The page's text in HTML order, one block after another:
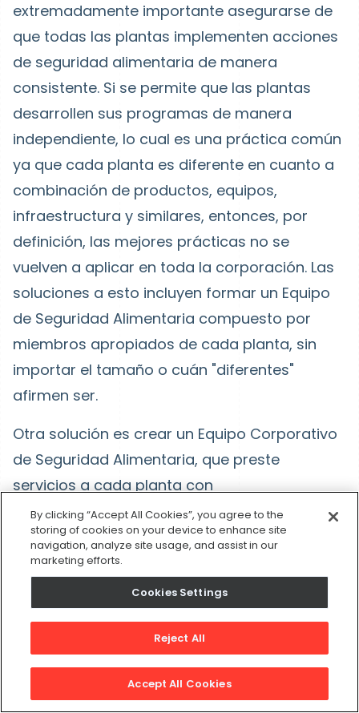
extremadamente importante asegurarse de
que todas las plantas implementen acciones
de seguridad alimentaria de manera
consistente. Si se permite que las plantas
desarrollen sus programas de manera
independiente, lo cual es una práctica común
ya que cada planta es diferente en cuanto a
combinación de productos, equipos,
infraestructura y similares, entonces, por
definición, las mejores prácticas no se
vuelven a aplicar en toda la corporación. Las
soluciones a esto incluyen formar un Equipo
de Seguridad Alimentaria compuesto por
miembros apropiados de cada planta, sin
importar el tamaño o cuán "diferentes"
afirmen ser.
Otra solución es crear un Equipo Corporativo
de Seguridad Alimentaria, que preste
servicios a cada planta con
responsabilidades y procedimientos
operativos estándar comunes. Dicho de otra
manera, si a cada planta se le permite operar
su sistema de seguridad alimentaria de
forma independiente, entonces podrían
optimizar lo micro, probablemente a
expensas de optimizar lo macro.
By clicking “Accept All Cookies”, you agree to the
storing of cookies on your device to enhance site
navigation, analyze site usage, and assist in our
marketing efforts.
Cookies Settings
Reject All
Accept All Cookies